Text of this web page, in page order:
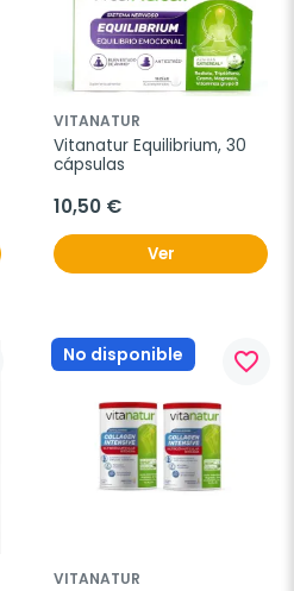
VITANATUR
Vitanatur Equilibrium, 30
cápsulas
10,50 €
Ver
No disponible favorite_border
VITANATUR